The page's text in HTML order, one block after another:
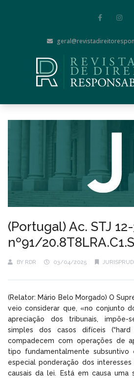
(Portugal) Ac. STJ
nº91/
BY RDR 03/04/2025
(Relator: Mário Belo Morgado) O
veio considerar que, «no conjunto
apreciação dos tribunais, impõe-
simples dos casos difíceis
compadecem com operações de
tipo fundamentalmente
especial ponderação dos
causais da lei. Está em causa